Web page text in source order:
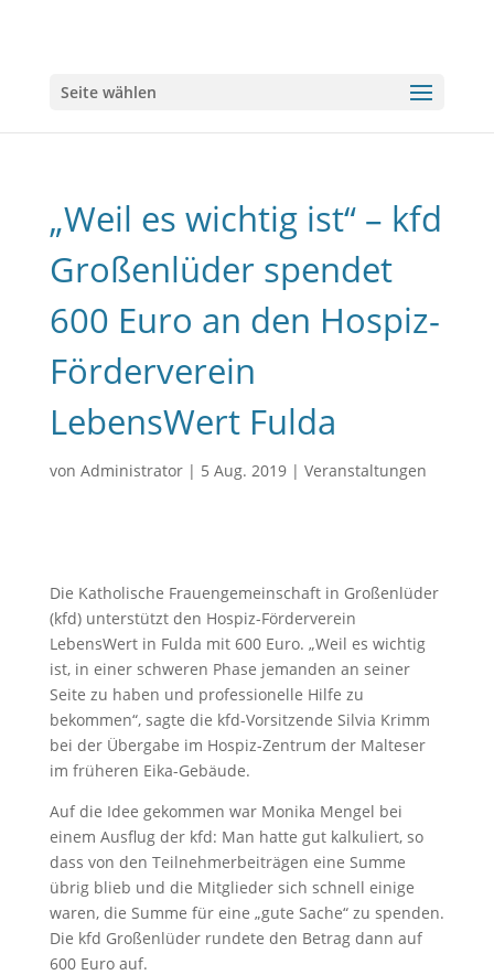
Seite wählen
„Weil es wichtig ist“ – kfd
Großenlüder spendet
600 Euro an den Hospiz-
Förderverein
LebensWert Fulda
von Administrator| 5 Aug. 2019| Veranstaltungen
Die Katholische Frauengemeinschaft in Großenlüder
(kfd) unterstützt den Hospiz-Förderverein
LebensWert in Fulda mit 600 Euro. „Weil es wichtig
ist, in einer schweren Phase jemanden an seiner
Seite zu haben und professionelle Hilfe zu
bekommen“, sagte die kfd-Vorsitzende Silvia Krimm
bei der Übergabe im Hospiz-Zentrum der Malteser
im früheren Eika-Gebäude.
Auf die Idee gekommen war Monika Mengel bei
einem Ausflug der kfd: Man hatte gut kalkuliert, so
dass von den Teilnehmerbeiträgen eine Summe
übrig blieb und die Mitglieder sich schnell einige
waren, die Summe für eine „gute Sache“ zu spenden.
Die kfd Großenlüder rundete den Betrag dann auf
600 Euro auf.